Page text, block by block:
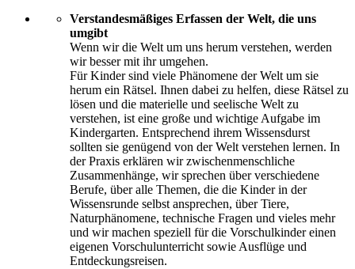
Verstandesmäßiges Erfassen der Welt, die uns
umgibt
Wenn wir die Welt um uns herum verstehen, werden
wir besser mit ihr umgehen.
Für Kinder sind viele Phänomene der Welt um sie
herum ein Rätsel. Ihnen dabei zu helfen, diese Rätsel zu
lösen und die materielle und seelische Welt zu
verstehen, ist eine große und wichtige Aufgabe im
Kindergarten. Entsprechend ihrem Wissensdurst
sollten sie genügend von der Welt verstehen lernen. In
der Praxis erklären wir zwischenmenschliche
Zusammenhänge, wir sprechen über verschiedene
Berufe, über alle Themen, die die Kinder in der
Wissensrunde selbst ansprechen, über Tiere,
Naturphänomene, technische Fragen und vieles mehr
und wir machen speziell für die Vorschulkinder einen
eigenen Vorschulunterricht sowie Ausflüge und
Entdeckungsreisen.